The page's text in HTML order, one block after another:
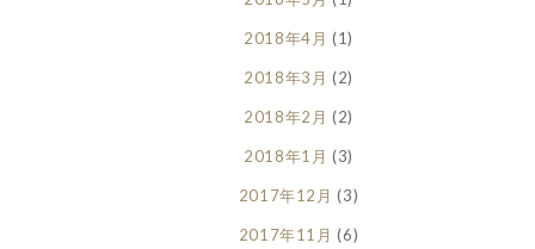
2018年4月 (1)
2018年3月 (2)
2018年2月 (2)
2018年1月 (3)
2017年12月 (3)
2017年11月 (6)